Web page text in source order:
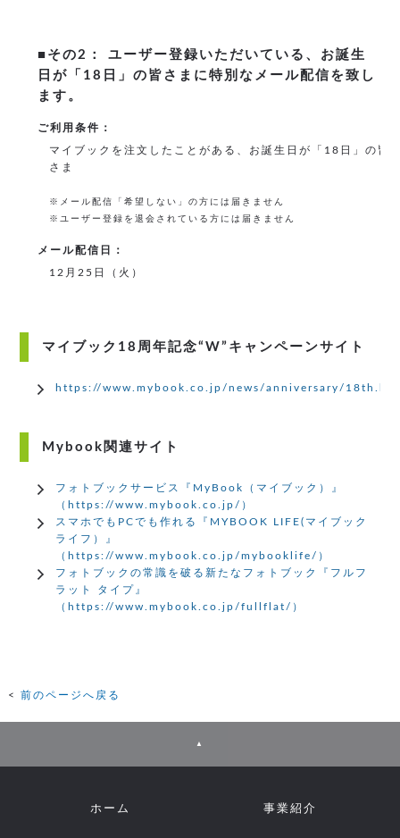
■その2： ユーザー登録いただいている、お誕生
日が「18日」の皆さまに特別なメール配信を致し
ます。
ご利用条件：
マイブックを注文したことがある、お誕生日が「18日」の皆
さま
※メール配信「希望しない」の方には届きません
※ユーザー登録を退会されている方には届きません
メール配信日：
12月25日（火）
マイブック18周年記念“W”キャンペーンサイト
https://www.mybook.co.jp/news/anniversary/
Mybook関連サイト
フォトブックサービス『MyBook（マイブック）』
（https://www.mybook.co.jp/）
スマホでもPCでも作れる『MYBOOK LIFE(マイブック
ライフ）』
（https://www.mybook.co.jp/mybooklife/）
フォトブックの常識を破る新たなフォトブック『フルフ
ラット タイプ』
（https://www.mybook.co.jp/fullflat/）
前のページへ戻る
▲
ホーム 事業紹介